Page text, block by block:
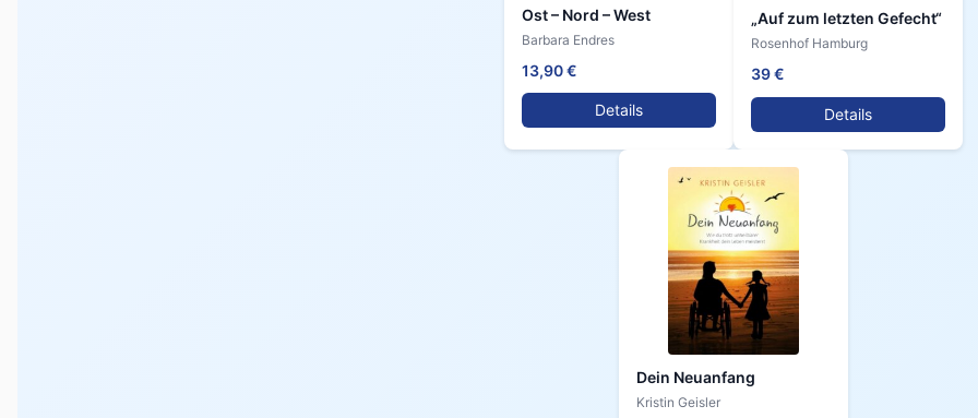
Ost – Nord – West
Barbara Endres
13,90 €
Details
„Auf zum letzten Gefecht“
Rosenhof Hamburg
39 €
Details
Dein Neuanfang
Kristin Geisler